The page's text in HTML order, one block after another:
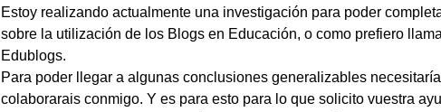
Estoy realizando actualmente una investigación para poder
sobre la utilización de los Blogs en Educación, o como prefiero
Edublogs.
Para poder llegar a algunas conclusiones generalizables
colaborarais conmigo. Y es para esto para lo que solicito vuestra